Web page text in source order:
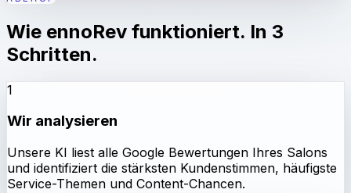
Wie ennoRev funktioniert. In 3
Schritten.
1
Wir analysieren
Unsere KI liest alle Google Bewertungen Ihres Salons
und identifiziert die stärksten Kundenstimmen, häufigste
Service-Themen und Content-Chancen.